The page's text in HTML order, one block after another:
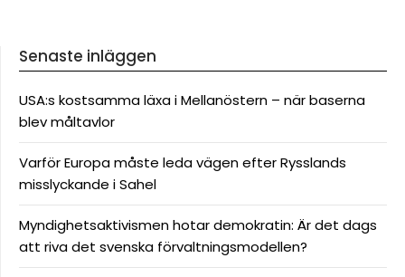
Senaste inläggen
USA:s kostsamma läxa i Mellanöstern – när baserna
blev måltavlor
Varför Europa måste leda vägen efter Rysslands
misslyckande i Sahel
Myndighetsaktivismen hotar demokratin: Är det dags
att riva det svenska förvaltningsmodellen?